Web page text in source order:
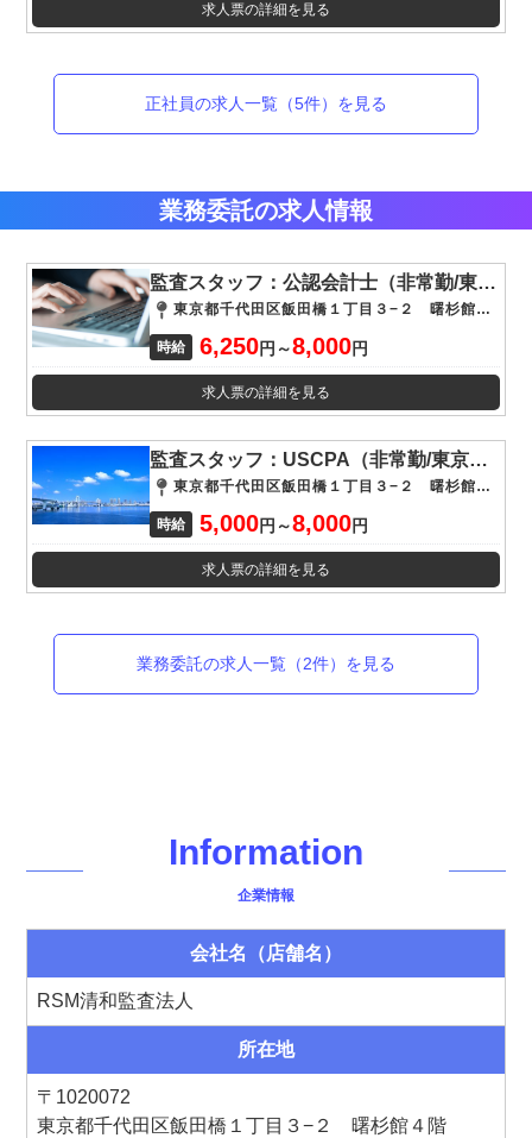
求人票の詳細を見る
正社員の求人一覧（5件）を見る
業務委託の求人情報
監査スタッフ：公認会計士（非常勤/東京事務所）
東京都千代田区飯田橋１丁目３−２ 曙杉館４階
時給 6,250円 ～8,000円
求人票の詳細を見る
監査スタッフ：USCPA（非常勤/東京事務所）
東京都千代田区飯田橋１丁目３−２ 曙杉館４階
時給 5,000円 ～8,000円
求人票の詳細を見る
業務委託の求人一覧（2件）を見る
Information
企業情報
会社名（店舗名）
RSM清和監査法人
所在地
〒 1020072
東京都千代田区飯田橋１丁目３−２ 曙杉館４階